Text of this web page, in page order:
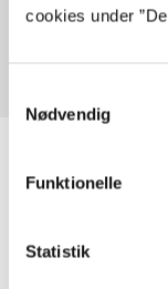
cookies under
Nødvendig
Funktionelle
Statistik
Alle registrerede